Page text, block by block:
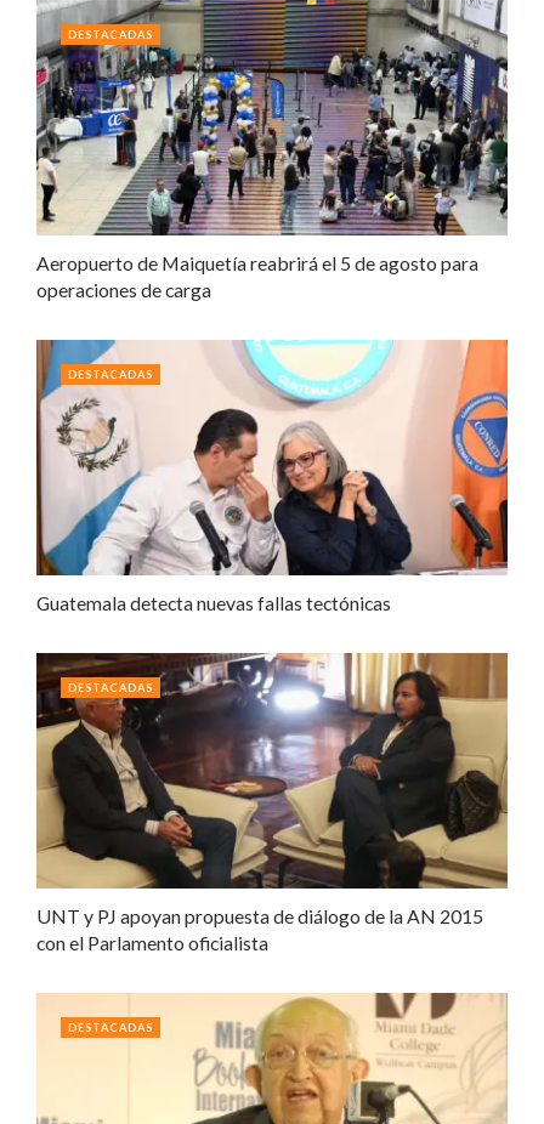
Aeropuerto de Maiquetía reabrirá el 5 de agosto para
operaciones de carga
DESTACADAS
Guatemala detecta nuevas fallas tectónicas
DESTACADAS
UNT y PJ apoyan propuesta de diálogo de la AN 2015
con el Parlamento oficialista
DESTACADAS
DESTACADAS